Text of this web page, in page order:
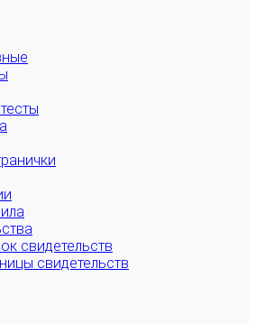
свидетельств
свидетельств